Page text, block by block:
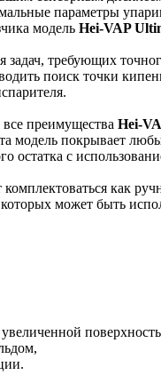
параметры
модель Hei-VAP
задач, требующих
поиск точки
все преимущества Hei-
модель покрывает
остатка с
комплектоваться как
может быть